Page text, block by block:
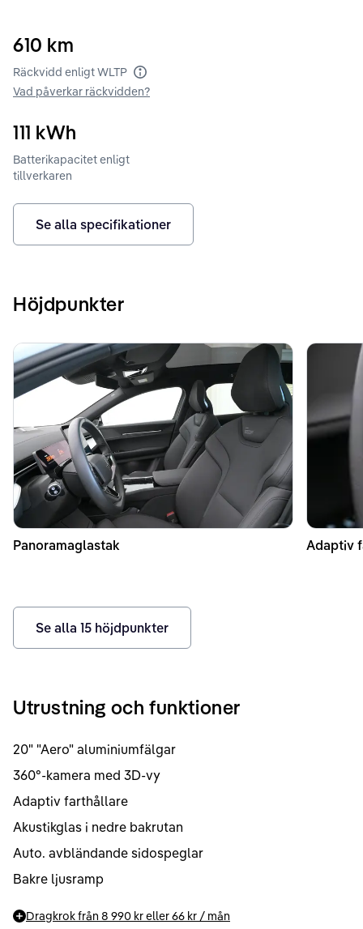
610 km
Räckvidd enligt WLTP
Vad påverkar räckvidden?
111 kWh
Batterikapacitet enligt
tillverkaren
Se alla specifikationer
Höjdpunkter
Panoramaglastak Adaptiv
Se alla 15 höjdpunkter
Utrustning och funktioner
20" "Aero" aluminiumfälgar
360°-kamera med 3D-vy
Adaptiv farthållare
Akustikglas i nedre bakrutan
Auto. avbländande sidospeglar
Bakre ljusramp
Dragkrok från 8 990 kreller66 kr / mån